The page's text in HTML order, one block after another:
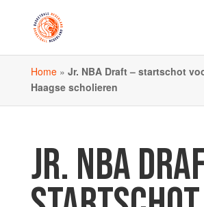
Home» Jr. NBA Draft – startschot
Haagse scholieren
JR. NBA